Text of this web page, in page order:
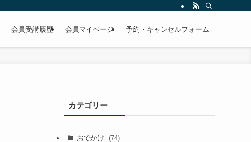
会員受講履歴 会員マイページ 予約・キャンセルフォーム
カテゴリー
おでかけ (74)